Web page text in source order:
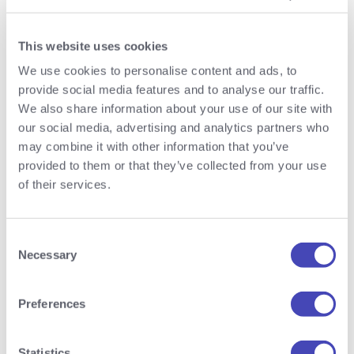
This website uses cookies
We use cookies to personalise content and ads, to
provide social media features and to analyse our traffic.
We also share information about your use of our site with
our social media, advertising and analytics partners who
may combine it with other information that you’ve
provided to them or that they’ve collected from your use
of their services.
Selection
Necessary
Preferences
Easy-to-use und
Cutting-edge Technologie
Als SaaS-Lösung ist AnyIdea schnell
einsatzbereit und bietet eine hervorragende
User Experience in der Anwendung. Eine prall
Ausblick auf die technische Weiterentwicklung.